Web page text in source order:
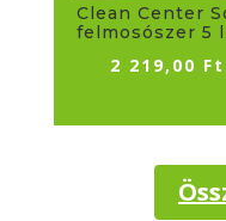
Clean Center
felmosószer 5
2 219,00 Ft